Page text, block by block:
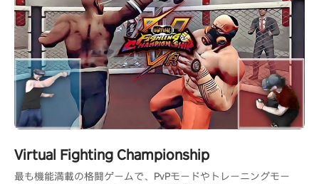
Virtual Fighting Championship
最も機能満載の格闘ゲームで、PvPモードやトレーニングモー